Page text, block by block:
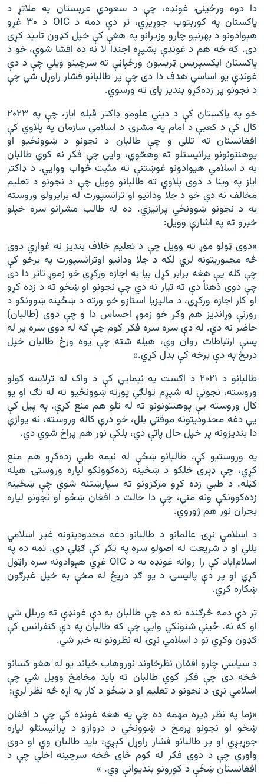
دا دوه ورځینۍ غونډه، چې د سعودي عربستان په ملاتړ د
پاکستان په کوربتوب جوړیږي، تر دې دمه د OIC د ۳۰ غړو
هېوادونو د بهرنیو چارو وزیرانو په هغې کې خپل ګډون تایید کړی
دی. که څه هم د غونډې بشپړه اجنډا لا نه ده افشا شوې، خو د
پاکستان ایکسپریس ټریبیون ورځپاڼې ته سرچینو ویلي چې د دې
غونډې یو اساسي هدف دا دی چې پر طالبانو فشار راوړل شي چې
د نجونو پر زده‌کړو بندیز پای ته ورسوي.
خو په پاکستان کې د دیني علومو ډاکتر قبله ایاز، چې په ۲۰۲۳
کال کې د کعبې د امام په مشرۍ د اسلامي سازمان په پلاوي کې
افغانستان ته تللی و چې طالبان د نجونو د ښوونځیو او
پوهنتونونو پرانیستلو ته وهڅوي، وايي چې فکر نه کوي طالبان
به د اسلامي هیوادونو غوښتنې ته مثبت ځواب ووايي. د ډاکتر
ایاز په وینا د دوی پلاوي ته طالبانو وویل چې د نجونو د تعلیم
مخالف نه دي خو د جلا ودانیو او ترانسپورت له برابرولو وروسته
به د نجونو ښوونځي پرانیزي. ده له طالب مشرانو سره خپلو
خبرو ته په اشارې وویل:
«دوی ټولو موږ ته وویل چې د تعلیم خلاف بندیز نه غواړي دوی
څه مجبوریتونه لري لکه د جلا ودانیو اوترانسپورت په برخو کې
چې کله یې هغه برابر کړل بیا به اجازه ورکړي خو زموږ تاثر دا دی
چې دوی ذهناً دې ته تیار نه دي چې نجونو او ښځو ته د زده کړو
او کار اجازه ورکړي، د مالیزیا استازو خو ورته د ښځینه ښوونکو د
روزنې وړاندیز هم وکړ خو زموږ احساس دا و چې دوی (طالبان)
حاضر نه دي. له دې سره سره فکر کوم چې که له دوی سره پر له
پسې ارتباطات روان وي، هیله شته چې یوه ورځ طالبان خپل
دریځ په دې برخه کې بدل کړي.»
طالبانو د ۲۰۲۱ د اګست په نیمايي کې د واک له ترلاسه کولو
وروسته، نجونې له شپږم ټولګي پورته ښوونځیو ته له تګ او یو
کال وروسته یې پوهنتونونو ته له تلو هم منع کړې. په پیل کې
یې دغه محدودیتونه موقتي بلل، خو درې کاله وروسته، نه یوازې
دا بندیزونه پر خپل حال پاتې دي، بلکې نور هم پراخ شوي دي.
په وروستیو کې، طالبانو ښځې له نیمه طبي زده‌کړو هم منع
کړي، چې ډېری خلکو د ښځینه زده‌کوونکو لپاره وروستۍ هیله
ګڼله. د طبي زده کړو مرکزونو ته سپارښتنه شوې چې ښځینه
زده‌کوونکې ونه مني، چې دا حالت د افغان ښځو او نجونو لپاره
بحران نور هم ژوروي.
د اسلامي نړۍ عالمانو د طالبانو دغه محدودیتونه غیر اسلامي
بللي او د شریعت له اصولو سره په ټکر کې ګڼلي دي. تمه ده په
اسلام‌اباد کې را روانه غونډه به د OIC غړي هېوادونه سره راټول
کړي او پر دې پالیسۍ د یو ګډ دریځ له مخې به خپل غبرګون
ښکاره کړي.
تر دې دمه څرګنده نه ده چې طالبان به دې غونډې ته وربلل شي
او که نه. ځینې شنونکي وايي چې که طالبان په دې کنفرانس کې
ګډون وکړي نو د اسلامي نړۍ له نظرونو به خبر شي.
د سیاسي چارو افغان نظرخاوند نوروهاب څپاند یو له هغو کسانو
څخه دی چې فکر کوي طالبان ته باید مخامخ وویل شي چې
اسلامي نړۍ د نجونو د تعلیم او د ښځو د کار په اړه څه نظر لري:
«زما په نظر ډیره مهمه ده چې په هغه غونډه کې چې د افغان
ښځو او نجونو پرمخ د ښوونځي د دروازو د پرانیستلو لپاره
جوړیږي او پر طالبانو فشار راوړل کېږي، باید طالبان وي او دوی
واوري چې د دوی فکر له کوم ځای څخه سرچینه اخلي چې د
افغانستان ښځې د کورونو بندیوانې وي. »